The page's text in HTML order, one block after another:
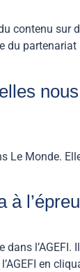
contenu
Monde.
à
en